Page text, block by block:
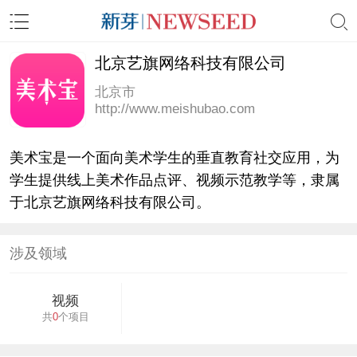
北京艺旗网络科技有限公司
北京市
http://www.meishubao.com
美术宝是一个面向美术学生的垂直教育社交应用，为
学生提供线上美术作品点评、视频示范教学等，隶属
于北京艺旗网络科技有限公司。
涉及领域
视频
共0个项目